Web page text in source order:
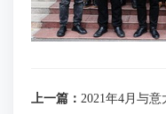
上一篇： 2021年4月与